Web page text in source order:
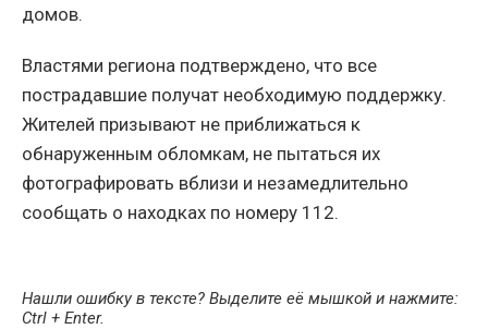
домов.
Властями региона подтверждено, что все
пострадавшие получат необходимую поддержку.
Жителей призывают не приближаться к
обнаруженным обломкам, не пытаться их
фотографировать вблизи и незамедлительно
сообщать о находках по номеру 112.
Нашли ошибку в тексте? Выделите её мышкой и нажмите:
Ctrl + Enter.